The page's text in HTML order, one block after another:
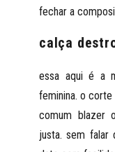
fechar a
calça
essa aqui é a
feminina. o
comum blazer
justa. sem falar